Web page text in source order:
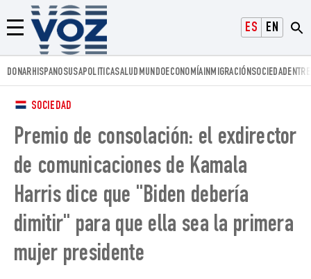
ESPAÑOLENGLISH
Menú
Voz.us
DONARHISPANOSUSAPOLITICASALUD MUNDOECONOMÍAINMIGRACIÓNSOCIEDAD
SOCIEDAD
Premio de consolación: el exdirector
de comunicaciones de Kamala
Harris dice que "Biden debería
dimitir" para que ella sea la primera
mujer presidente